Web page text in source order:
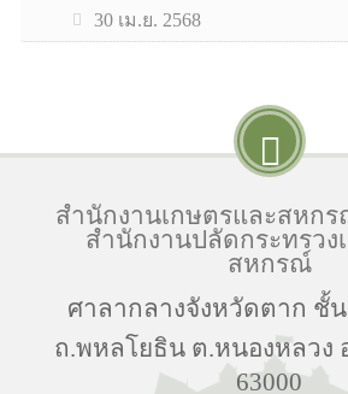
30 เม.ย. 2568
สำนักงานเกษตรและสหก
สำนักงานปลัดกระทรวง
สหกรณ์
ศาลากลางจังหวัดตาก ชั้น
ถ.พหลโยธิน ต.หนองหลวง
63000